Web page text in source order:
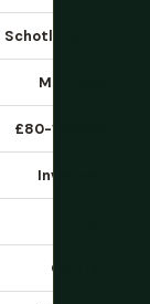
Schotland, VK
Mei - Sep
£80-150/dag
Inverness
GBP (£)